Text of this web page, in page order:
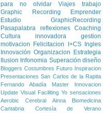
para no olvidar
Viajes
trabajo
Graphic Recording
Emprender
Estudio
GraphicRecording
Pasapalabra
reflexiones
Coaching
Cultura innovadora
gestion
motivacion
Felicitacion I+CS
Ingles
Innovación Organizacion
Estrategia
Ilusion Infonomia Superación diseño
Bloggers Costumbres Futuro Inspiracion
Presentaciones San Carlos de la Rapita
Fernando Abadía
Master Innovacion
Update Visual Faciliting Yo sensaciones
Aerobic Cerebral
Ainna
Biomedicina
Cantabria
Cortesía de Verano